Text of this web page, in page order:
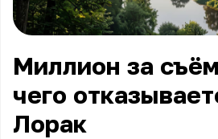
Миллион за
чего
Лорак